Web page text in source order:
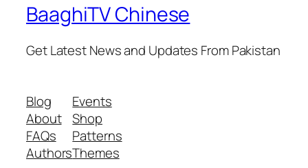
BaaghiTV Chinese
Get Latest News and Updates From Pakistan
Blog
About
FAQs
Authors
Events
Shop
Patterns
Themes